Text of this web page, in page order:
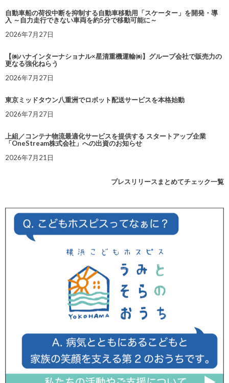
自動車船の荷役中断を抑制する自動車移動用「スケーター」を開発・導
入 ～自力走行できない車両を約5分で移動可能に～
2026年7月27日
【㈱ハナインターナショナル×星清重機運輸㈱】グループ会社で販売力の
更なる強化ねらう
2026年7月27日
東京ミッドタウン八重洲でロボット配送サービスを本格始動
2026年7月27日
上組／コンテナ物流最適化サービスを提供する スタートアップ企業
「OneStream株式会社」への出資のお知らせ
2026年7月21日
プレスリリースまとめてチェック一覧